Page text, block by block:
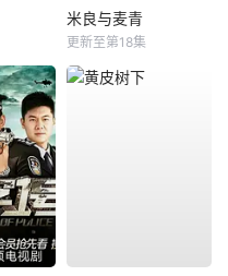
米良与麦青
更新至第18集